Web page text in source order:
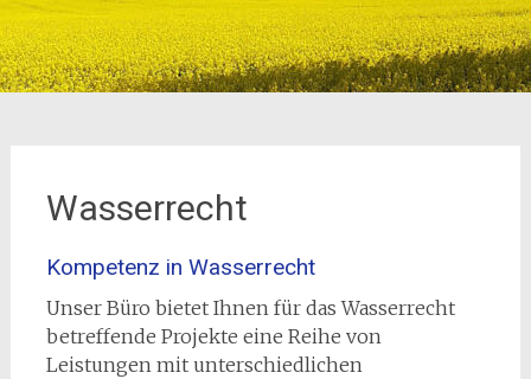
Wasserrecht
Kompetenz in Wasserrecht
Unser Büro bietet Ihnen für das Wasserrecht
betreffende Projekte eine Reihe von
Leistungen mit unterschiedlichen